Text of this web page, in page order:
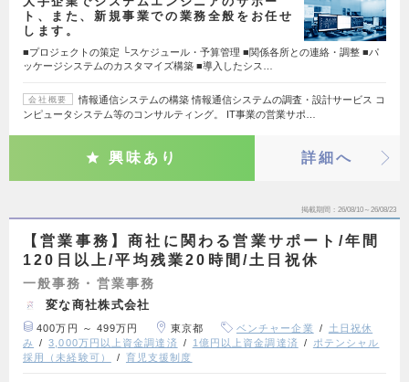
ト、また、新規事業での業務全般をお任せ
します。
■プロジェクトの策定 └スケジュール・予算管理 ■関係各所との連絡・調整 ■パ
ッケージシステムのカスタマイズ構築 ■導入したシス…
会社概要
情報通信システムの構築 情報通信システムの調査・設計サービス コ
ンピュータシステム等のコンサルティング。 IT事業の営業サポ…
興味あり 詳細へ
掲載期間 26/08/10～26/08/23
【営業事務】商社に関わる営業サポート/年間
120日以上/平均残業20時間/土日祝休
一般事務・営業事務
変な商社株式会社
400万円 ～ 499万円 東京都 ベンチャー企業
土日祝休
み
3,000万円以上資金調達済 1億円以上資金調達済
ポテンシャル
採用（未経験可）
育児支援制度